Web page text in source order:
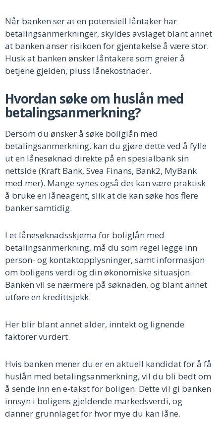
Når banken ser at en potensiell låntaker har
betalingsanmerkninger, skyldes avslaget blant annet
at banken anser risikoen for gjentakelse å være stor.
Husk at banken ønsker låntakere som greier å
betjene gjelden, pluss lånekostnader.
Hvordan søke om huslån med
betalingsanmerkning?
Dersom du ønsker å søke boliglån med
betalingsanmerkning, kan du gjøre dette ved å fylle
ut en lånesøknad direkte på en spesialbank sin
nettside (Kraft Bank, Svea Finans, Bank2, MyBank
med mer). Mange synes også det kan være praktisk
å bruke en låneagent, slik at de kan søke hos flere
banker samtidig.
I et lånesøknadsskjema for boliglån med
betalingsanmerkning, må du som regel legge inn
person- og kontaktopplysninger, samt informasjon
om boligens verdi og din økonomiske situasjon.
Banken vil se nærmere på søknaden, og blant annet
utføre en kredittsjekk.
Her blir blant annet alder, inntekt og lignende
faktorer vurdert.
Hvis banken mener du er en aktuell kandidat for å få
huslån med betalingsanmerkning, vil du bli bedt om
å sende inn en e-takst for boligen. Dette vil gi banken
innsyn i boligens gjeldende markedsverdi, og
danner grunnlaget for hvor mye du kan låne.